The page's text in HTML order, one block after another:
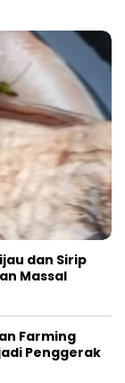
dan Sirip
Massal
Farming
Penggerak